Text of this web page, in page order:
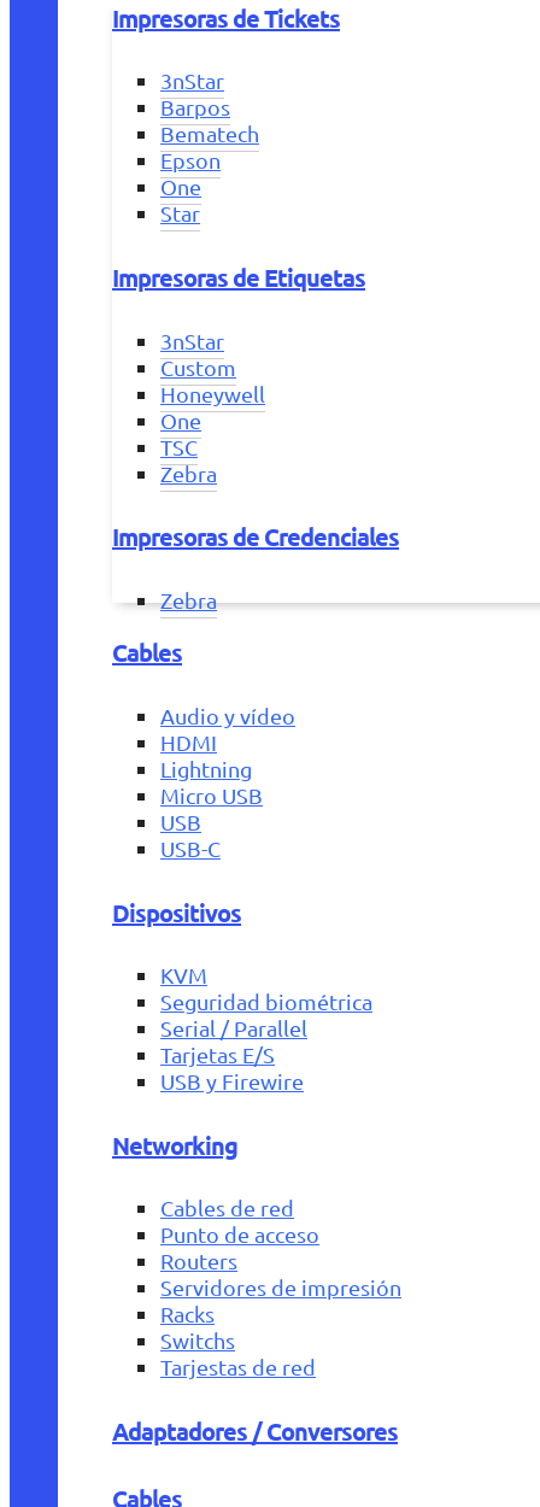
Impresoras de Tickets
3nStar
Barpos
Bematech
Epson
One
Star
Impresoras de Etiquetas
3nStar
Custom
Honeywell
One
TSC
Zebra
Impresoras de Credenciales
Zebra
Cables
Audio y vídeo
HDMI
Lightning
Micro USB
USB
USB-C
Dispositivos
KVM
Seguridad biométrica
Serial / Parallel
Tarjetas E/S
USB y Firewire
Networking
Cables de red
Punto de acceso
Routers
Servidores de impresión
Racks
Switchs
Tarjestas de red
Adaptadores / Conversores
Cables